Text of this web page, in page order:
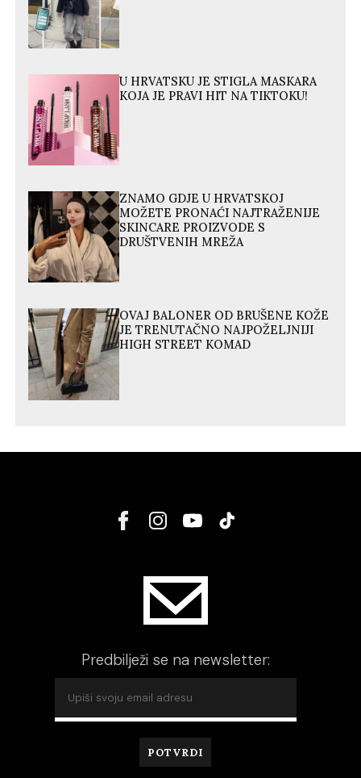
U HRVATSKU JE STIGLA MASKARA
KOJA JE PRAVI HIT NA TIKTOKU!
ZNAMO GDJE U HRVATSKOJ
MOŽETE PRONAĆI NAJTRAŽENIJE
SKINCARE PROIZVODE S
DRUŠTVENIH MREŽA
OVAJ BALONER OD BRUŠENE KOŽE
JE TRENUTAČNO NAJPOŽELJNIJI
HIGH STREET KOMAD
Predbilježi se na newsletter: